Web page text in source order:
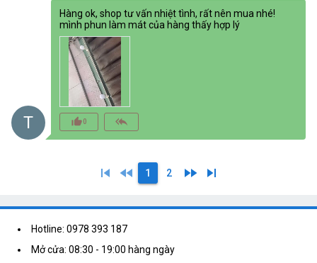
T
Hàng ok, shop tư vấn nhiệt tình, rất nên mua nhé!
mình phun làm mát của hàng thấy hợp lý
thumb_up_alt0 reply_all
skip_previous fast_rewind 1 2 fast_forward skip_next
Hotline: 0978 393 187
Mở cửa: 08:30 - 19:00 hàng ngày